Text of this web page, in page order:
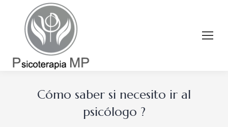
Cómo saber si necesito ir al
psicólogo ?